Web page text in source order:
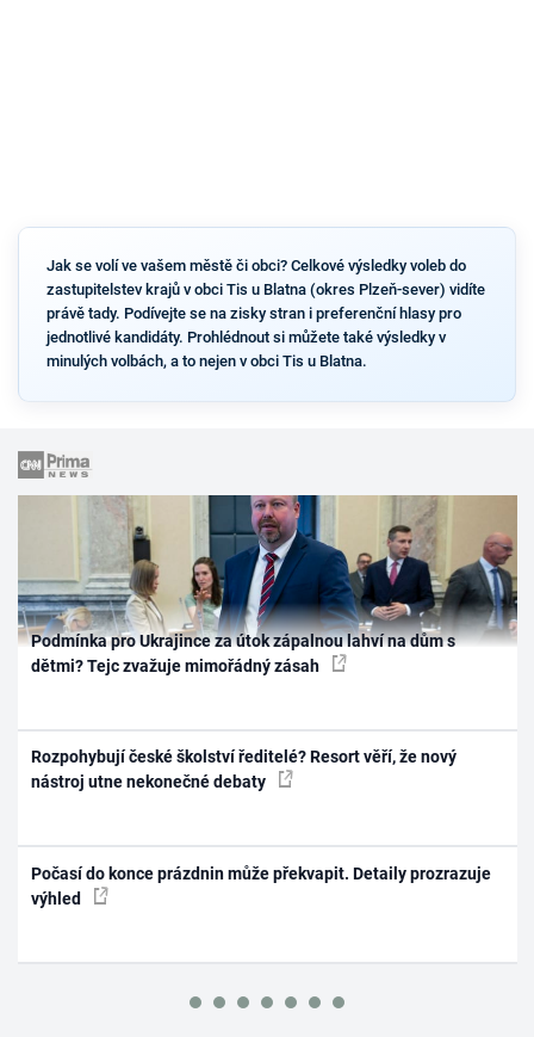
Jak se volí ve vašem městě či obci? Celkové výsledky voleb do
zastupitelstev krajů v obci Tis u Blatna (okres Plzeň-sever) vidíte
právě tady. Podívejte se na zisky stran i preferenční hlasy pro
jednotlivé kandidáty. Prohlédnout si můžete také výsledky v
minulých volbách, a to nejen v obci Tis u Blatna.
Podmínka pro Ukrajince za útok zápalnou lahví na dům s
dětmi? Tejc zvažuje mimořádný zásah
Rozpohybují české školství ředitelé? Resort věří, že nový
nástroj utne nekonečné debaty
Počasí do konce prázdnin může překvapit. Detaily prozrazuje
výhled